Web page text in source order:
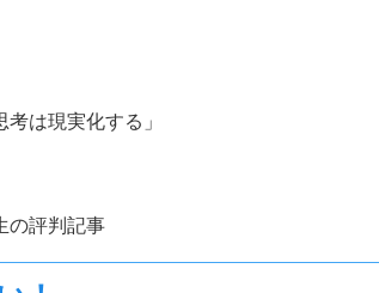
は現実化する」
の評判記事